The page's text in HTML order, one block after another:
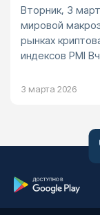
Вторник, 3
мировой
рынках
индексов PMI
3 марта 2026